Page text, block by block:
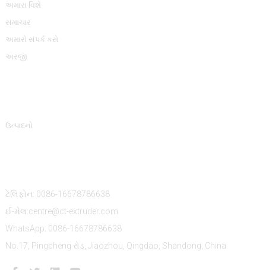
અમારા વિશે
સમાચાર
અમારો સંપર્ક કરો
અરજી
ઉત્પાદનો
ટેલિફોન: 0086-16678786638
ઈ-મેલ:centre@ct-extruder.com
WhatsApp: 0086-16678786638
No.17, Pingcheng રોડ, Jiaozhou, Qingdao, Shandong, China